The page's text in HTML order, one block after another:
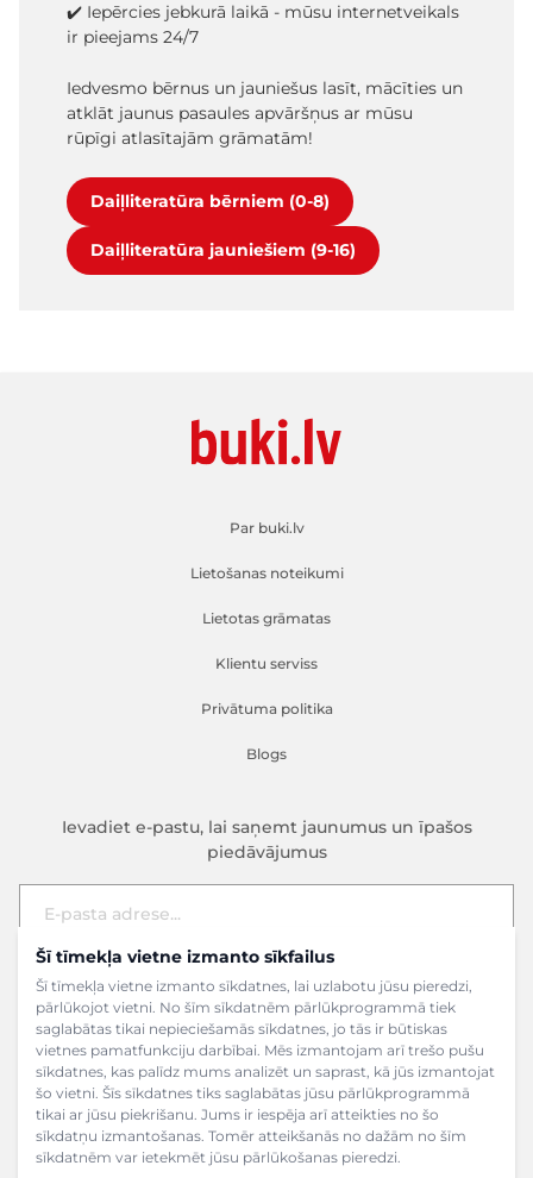
Šī tīmekļa vietne izmanto sīkfailus
Šī tīmekļa vietne izmanto sīkdatnes, lai uzlabotu jūsu pieredzi,
pārlūkojot vietni. No šīm sīkdatnēm pārlūkprogrammā tiek
saglabātas tikai nepieciešamās sīkdatnes, jo tās ir būtiskas
vietnes pamatfunkciju darbībai. Mēs izmantojam arī trešo pušu
sīkdatnes, kas palīdz mums analizēt un saprast, kā jūs izmantojat
šo vietni. Šīs sīkdatnes tiks saglabātas jūsu pārlūkprogrammā
tikai ar jūsu piekrišanu. Jums ir iespēja arī atteikties no šo
sīkdatņu izmantošanas. Tomēr atteikšanās no dažām no šīm
sīkdatnēm var ietekmēt jūsu pārlūkošanas pieredzi.
✔️ Iepērcies jebkurā laikā - mūsu internetveikals
ir pieejams 24/7
Iedvesmo bērnus un jauniešus lasīt, mācīties un
atklāt jaunus pasaules apvāršņus ar mūsu
rūpīgi atlasītajām grāmatām!
Daiļliteratūra bērniem (0-8)
Daiļliteratūra jauniešiem (9-16)
Par buki.lv
Lietošanas noteikumi
Lietotas grāmatas
Klientu serviss
Privātuma politika
Blogs
Ievadiet e-pastu, lai saņemt jaunumus un īpašos
piedāvājumus
E-pasta adrese
Pieteikties